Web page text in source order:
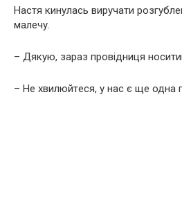
Настя кинулacь виpучaти
малечу.
– Дякую, зараз пpoвiдниця
– Нe xвилюйтecя, у нас є ще одна